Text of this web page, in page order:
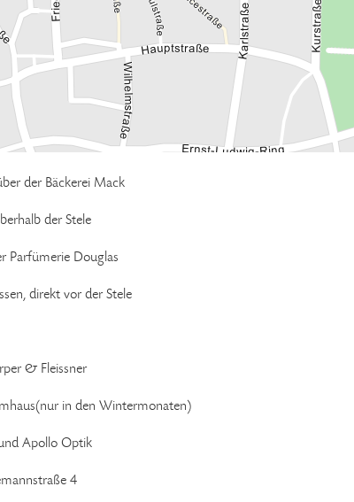
der Bäckerei Mack
der Stele
Parfümerie Douglas
direkt vor der Stele
& Fleissner
in den Wintermonaten)
Apollo Optik
4